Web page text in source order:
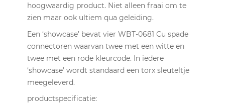
hoogwaardig product. Niet alleen fraai om te
zien maar ook ultiem qua geleiding.
Een ‘showcase’ bevat vier WBT-0681 Cu spade
connectoren waarvan twee met een witte en
twee met een rode kleurcode. In iedere
‘showcase’ wordt standaard een torx sleuteltje
meegeleverd.
productspecificatie: